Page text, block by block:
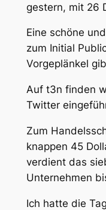
gestern, mit 26
Eine schöne
zum Initial
Vorgeplänkel
Auf t3n finden
Twitter
Zum
knappen 45
verdient das
Unternehmen
Ich hatte die